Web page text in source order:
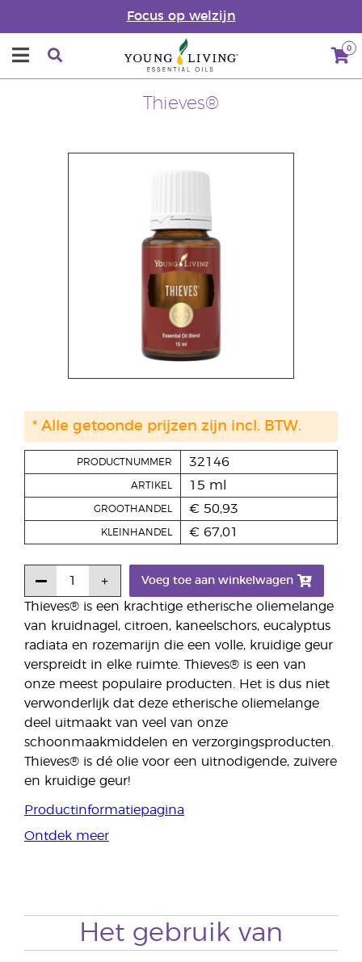
Focus op welzijn
0
Thieves®
Thieves® is een krachtige etherische oliemelange
van kruidnagel, citroen, kaneelschors, eucalyptus
radiata en rozemarijn die een volle, kruidige geur
verspreidt in elke ruimte. Thieves® is een van
onze meest populaire producten. Het is dus niet
verwonderlijk dat deze etherische oliemelange
deel uitmaakt van veel van onze
schoonmaakmiddelen en verzorgingsproducten.
Thieves® is dé olie voor een uitnodigende, zuivere
en kruidige geur!
Productinformatiepagina
Ontdek meer
PRODUCTNUMMER 32146
ARTIKEL 15 ml
GROOTHANDEL € 50,93
KLEINHANDEL € 67,01
Voeg toe aan winkelwagen
* Alle getoonde prijzen zijn incl. BTW.
Het gebruik van